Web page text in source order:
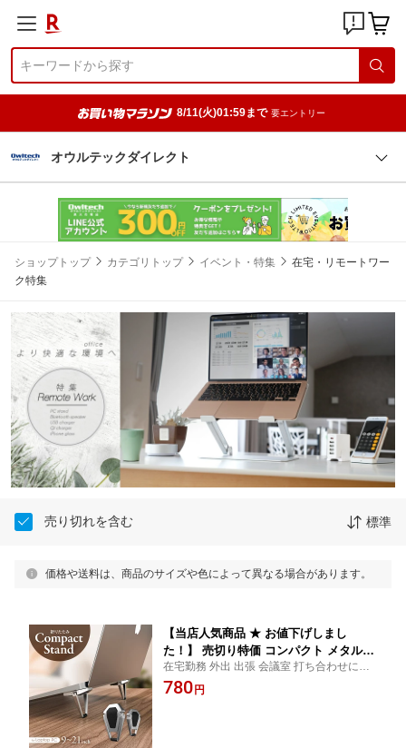
8/11(火)01:59まで 要エントリー
オウルテックダイレクト
ショップトップ カテゴリトップ イベント・特集
在宅・リモートワー
ク特集
売り切れを含む 標準
価格や送料は、商品のサイズや色によって異なる場合があります。
【当店人気商品 ★ お値下げしまし
た！】 売切り特価 コンパクト メタルス
タンド 9〜21インチ ノートPC対応 2個1
セット 排熱 滑り止め 3M社製 両面接着
在宅勤務 外出 出張 会議室 打ち合わせにも
ノートPCに貼るだけ 簡単 コンパクト タイ
ピングしやすい 予備シール 滑り止めパッド
780円